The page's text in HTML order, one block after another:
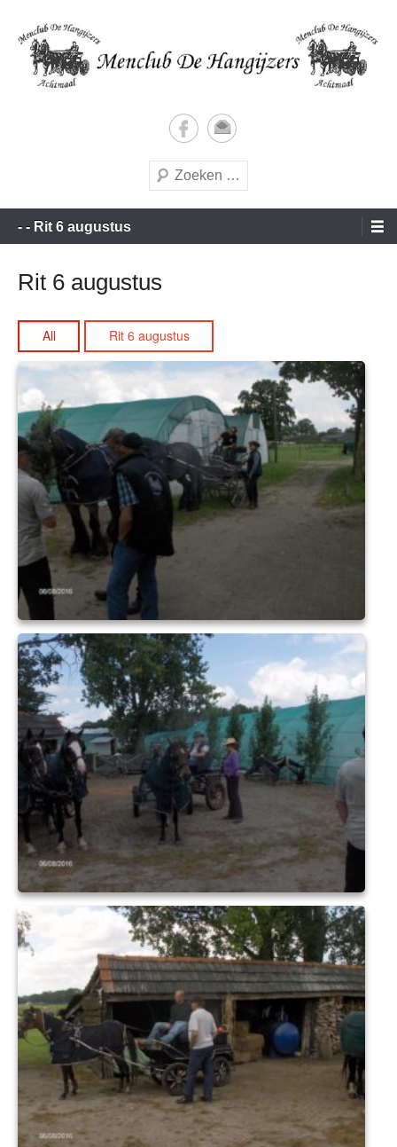
naar
inhoud
Menclub de Hangijzers
Zoeken
Hoofdmenu
- - Rit 6 augustus
Rit 6 augustus
All Rit 6 augustus